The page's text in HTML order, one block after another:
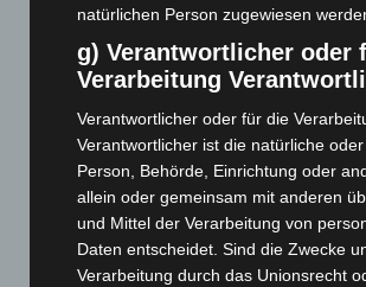
Mai 2026(99)
April 2026(99)
März 2026(115)
Februar 2026(109)
Januar 2026
(122)
Dezember 2025(103)
November 2025(114)
Oktober 2025(112)
natürlichen Person zugewiesen
g) Verantwortlicher oder
Verarbeitung
Verantwortlicher oder für die
Verantwortlicher ist die natürliche
Person, Behörde, Einrichtung oder
allein oder gemeinsam mit anderen
und Mittel der Verarbeitung von
Daten entscheidet. Sind die Zwecke
Verarbeitung durch das Unionsrecht